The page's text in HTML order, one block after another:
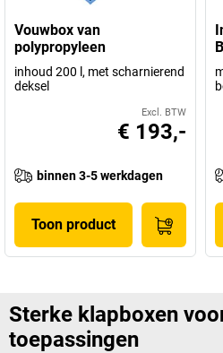
Vouwbox van
polypropyleen
inhoud 200 l, met scharnierend
deksel
Excl. BTW
€ 193,-
binnen 3-5 werkdagen
Toon product
Sterke klapboxen
toepassingen